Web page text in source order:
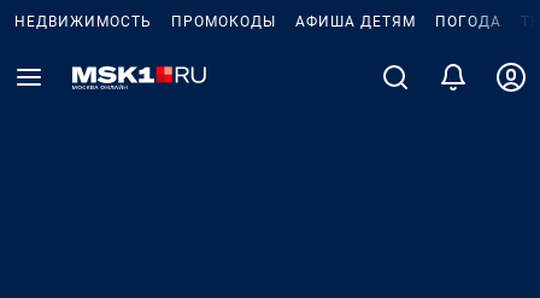
НЕДВИЖИМОСТЬ ПРОМОКОДЫ АФИША ДЕТЯМ ПОГОДА